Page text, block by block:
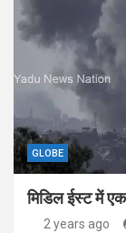
GLOBE
मिडिल ईस्ट में
2 years ago